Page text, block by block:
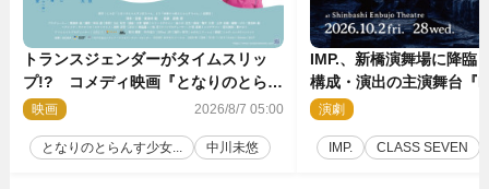
トランスジェンダーがタイムスリッ
プ!? コメディ映画『となりのとらん
す少女ちゃん』11.7公開決定
映画 2026/8/7 05:00
となりのとらんす少女... 中川未悠
IMP.、新橋演舞場に降
構成・演出の主演舞台『
上演決定
演劇
IMP. CLASS SEVEN